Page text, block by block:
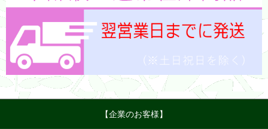
【企業のお客様】